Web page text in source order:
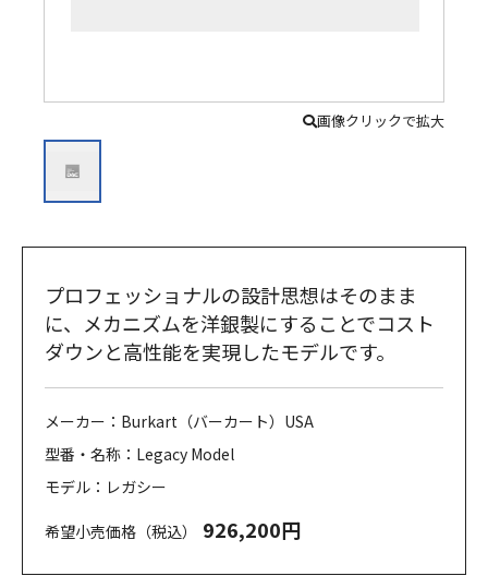
画像クリックで拡大
プロフェッショナルの設計思想はそのまま
に、メカニズムを洋銀製にすることでコスト
ダウンと高性能を実現したモデルです。
メーカー：Burkart（バーカート）USA
型番・名称：Legacy Model
モデル：レガシー
希望小売価格（税込） 926,200円